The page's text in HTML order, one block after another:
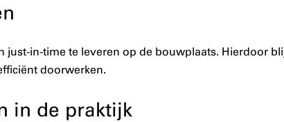
in-time te leveren op de bouwplaats. Hierdoor
doorwerken.
in de praktijk